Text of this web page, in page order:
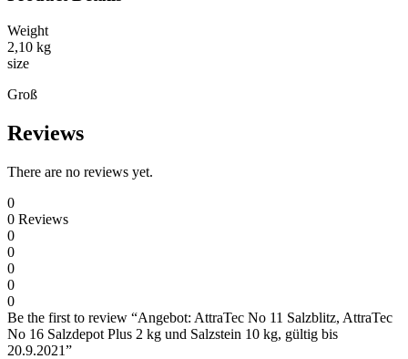
Weight
2,10 kg
size
Groß
Reviews
There are no reviews yet.
0
0 Reviews
0
0
0
0
0
Be the first to review “Angebot: AttraTec No 11 Salzblitz, AttraTec
No 16 Salzdepot Plus 2 kg und Salzstein 10 kg, gültig bis
20.9.2021”